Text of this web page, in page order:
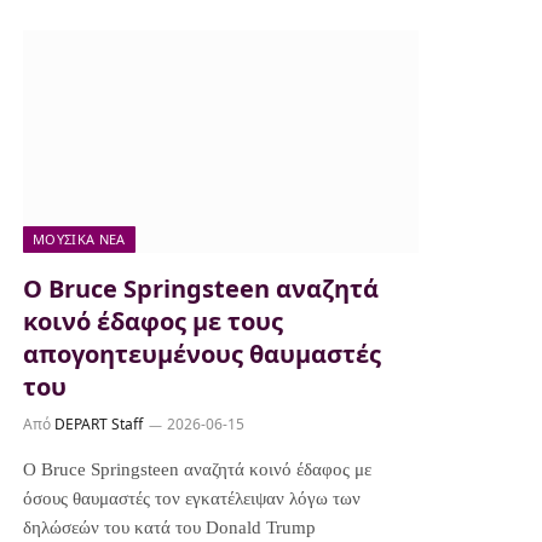
ΜΟΥΣΙΚΆ ΝΈΑ
Ο Bruce Springsteen αναζητά
κοινό έδαφος με τους
απογοητευμένους θαυμαστές
του
Από DEPART Staff 2026-06-15
Ο Bruce Springsteen αναζητά κοινό έδαφος με
όσους θαυμαστές τον εγκατέλειψαν λόγω των
δηλώσεών του κατά του Donald Trump